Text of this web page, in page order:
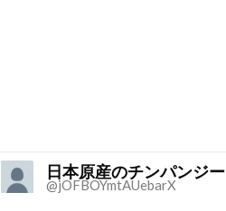
日本原産のチンパンジー
@jOFBOYmtAUebarX